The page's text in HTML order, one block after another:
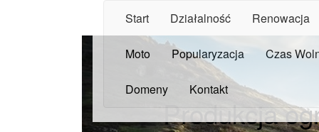
Start Działalność Renowacja
Moto Popularyzacja Czas
Domeny Kontakt
Produkcja